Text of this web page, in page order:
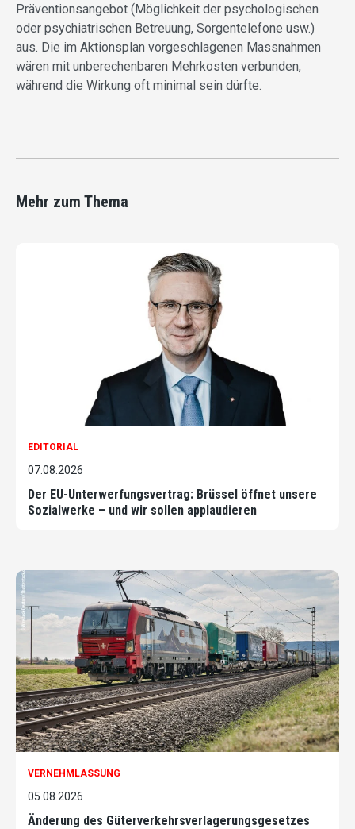
Präventionsangebot (Möglichkeit der psychologischen
oder psychiatrischen Betreuung, Sorgentelefone usw.)
aus. Die im Aktionsplan vorgeschlagenen Massnahmen
wären mit unberechenbaren Mehrkosten verbunden,
während die Wirkung oft minimal sein dürfte.
Mehr zum Thema
EDITORIAL
07.08.2026
Der EU-Unterwerfungsvertrag: Brüssel öffnet unsere
Sozialwerke – und wir sollen applaudieren
VERNEHMLASSUNG
05.08.2026
Änderung des Güterverkehrsverlagerungsgesetzes